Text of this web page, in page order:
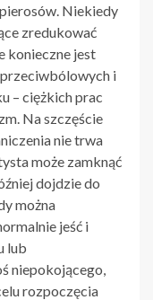
Niekiedy
zredukować
konieczne jest
i
– ciężkich prac
Na szczęście
nie trwa
może zamknąć
dojdzie do
można
jeść i
lub
niepokojącego,
rozpoczęcia